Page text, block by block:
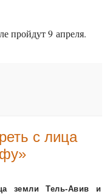
пройдут 9 апреля.
с лица
земли Тель-Авив и